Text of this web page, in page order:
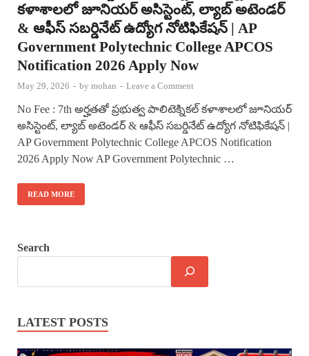
కళాశాలలో జూనియర్ అసిస్టెంట్, ల్యాబ్ అటెండర్
& ఆఫీస్ సబర్డినేట్ ఉద్యోగ నోటిఫికేషన్ | AP
Government Polytechnic College APCOS
Notification 2026 Apply Now
May 29, 2026 - by mohan - Leave a Comment
No Fee : 7th అర్హతతో ప్రభుత్వ పాలిటెక్నికల్ కళాశాలలో జూనియర్
అసిస్టెంట్, ల్యాబ్ అటెండర్ & ఆఫీస్ సబర్డినేట్ ఉద్యోగ నోటిఫికేషన్ |
AP Government Polytechnic College APCOS Notification
2026 Apply Now AP Government Polytechnic …
READ MORE
Search
LATEST POSTS